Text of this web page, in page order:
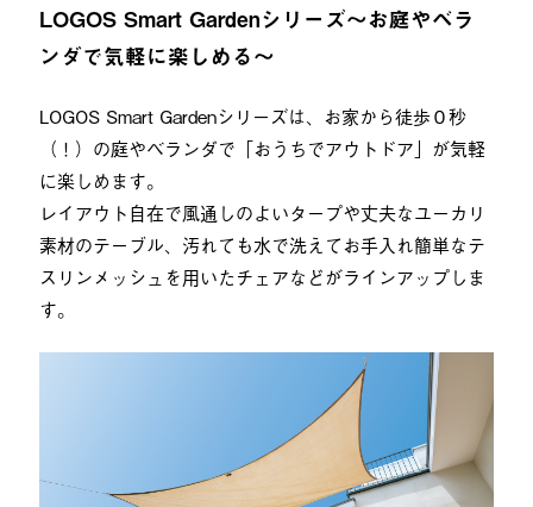
LOGOS Smart Gardenシリーズ〜お庭やベラ
ンダで気軽に楽しめる〜
LOGOS Smart Gardenシリーズは、お家から徒歩０秒
（！）の庭やベランダで「おうちでアウトドア」が気軽
に楽しめます。
レイアウト自在で風通しのよいタープや丈夫なユーカリ
素材のテーブル、汚れても水で洗えてお手入れ簡単なテ
スリンメッシュを用いたチェアなどがラインアップしま
す。